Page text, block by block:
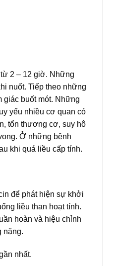
2 – 12 giờ. Những
nuốt. Tiếp theo những
giác buốt mót. Những
yếu nhiều cơ quan có
tổn thương cơ, suy hô
Ở những bệnh
khi quá liều cấp tính.
để phát hiện sự khởi
liều than hoạt tính.
hoàn và hiệu chỉnh
nặng.
nhất.